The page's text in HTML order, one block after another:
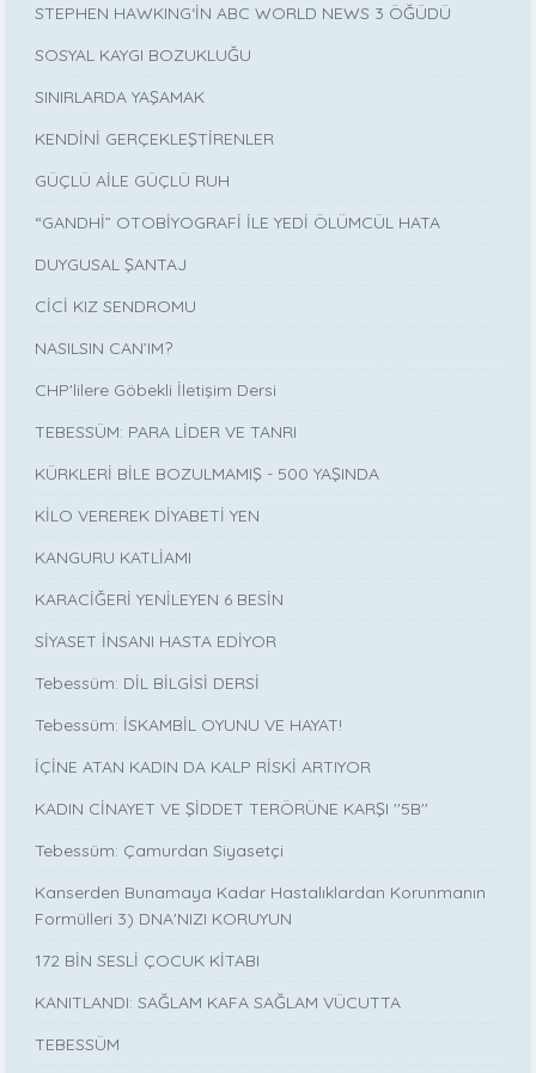
STEPHEN HAWKING‘İN ABC WORLD NEWS 3 ÖĞÜDÜ
SOSYAL KAYGI BOZUKLUĞU
SINIRLARDA YAŞAMAK
KENDİNİ GERÇEKLEŞTİRENLER
GÜÇLÜ AİLE GÜÇLÜ RUH
“GANDHİ” OTOBİYOGRAFİ İLE YEDİ ÖLÜMCÜL HATA
DUYGUSAL ŞANTAJ
CİCİ KIZ SENDROMU
NASILSIN CAN’IM?
CHP'lilere Göbekli İletişim Dersi
TEBESSÜM: PARA LİDER VE TANRI
KÜRKLERİ BİLE BOZULMAMIŞ - 500 YAŞINDA
KİLO VEREREK DİYABETİ YEN
KANGURU KATLİAMI
KARACİĞERİ YENİLEYEN 6 BESİN
SİYASET İNSANI HASTA EDİYOR
Tebessüm: DİL BİLGİSİ DERSİ
Tebessüm: İSKAMBİL OYUNU VE HAYAT!
İÇİNE ATAN KADIN DA KALP RİSKİ ARTIYOR
KADIN CİNAYET VE ŞİDDET TERÖRÜNE KARŞI ''5B''
Tebessüm: Çamurdan Siyasetçi
Kanserden Bunamaya Kadar Hastalıklardan Korunmanın
Formülleri 3) DNA'NIZI KORUYUN
172 BİN SESLİ ÇOCUK KİTABI
KANITLANDI: SAĞLAM KAFA SAĞLAM VÜCUTTA
TEBESSÜM